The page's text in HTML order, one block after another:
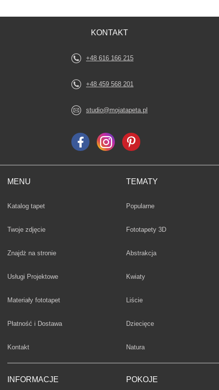
MENU
Katalog tapet
Twoje zdjęcie
Znajdż na stronie
Usługi Projektowe
Materiały fototapet
Płatność i Dostawa
Kontakt
INFORMACJE
TEMATY
Fototapety
Popularne
Fototapety 3D
Fototapety
Abstrakcja
Fototapety
Kwiaty
Fototapety
Liście
Fototapety
Dziecięce
Fototapety
Natura
POKOJE
KONTAKT
+48 616 166 215
+48 459 568 201
studio@mojatapeta.pl